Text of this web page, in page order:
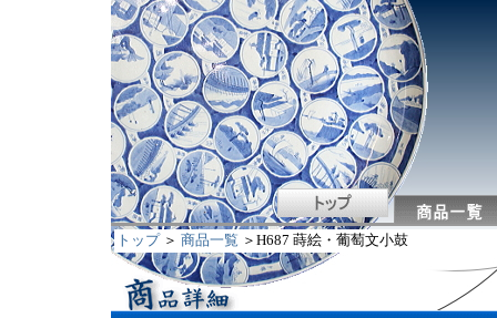
トップ ＞ 商品一覧 ＞H687 蒔絵・葡萄文小鼓